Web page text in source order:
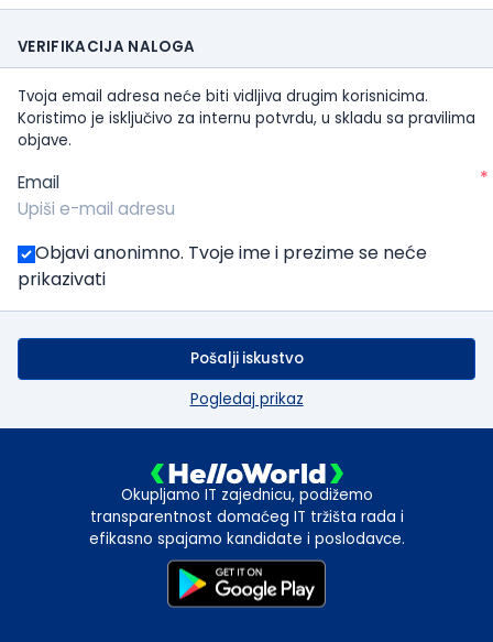
VERIFIKACIJA NALOGA
Tvoja email adresa neće biti vidljiva drugim korisnicima.
Koristimo je isključivo za internu potvrdu, u skladu sa pravilima
objave.
Email *
Objavi anonimno. Tvoje ime i prezime se neće
prikazivati
Pošalji iskustvo
Pogledaj prikaz
Okupljamo IT zajednicu, podižemo
transparentnost domaćeg IT tržišta rada i
efikasno spajamo kandidate i poslodavce.